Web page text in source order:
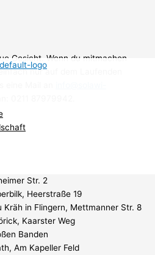
Gesicht. Wenn du mitmachen
nur auf dem Laufenden
eine Mail an
0211 87979942.
Str. 2
Heerstraße 19
Kräh in Flingern, Mettmanner Str. 8
Kaarster Weg
Banden
Am Kapeller Feld